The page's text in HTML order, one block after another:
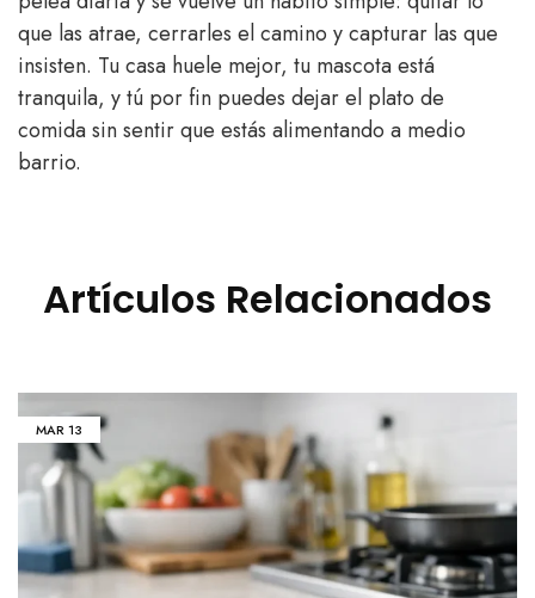
que las atrae, cerrarles el camino y capturar las que
insisten. Tu casa huele mejor, tu mascota está
tranquila, y tú por fin puedes dejar el plato de
comida sin sentir que estás alimentando a medio
barrio.
Artículos Relacionados
MAR13